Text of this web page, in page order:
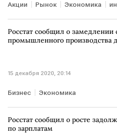
Акции Рынок Экономика
Европейские биржи
Росстат сообщил о замедлении
промышленного производства
15 декабря 2020, 20:14
Бизнес Экономика
промышленное производство
Росстат сообщил о росте
по зарплатам